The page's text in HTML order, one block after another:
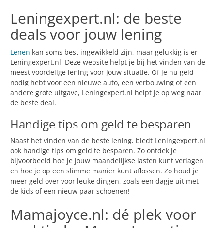
Leningexpert.nl: de beste
deals voor jouw lening
Lenen kan soms best ingewikkeld zijn, maar gelukkig is er
Leningexpert.nl. Deze website helpt je bij het vinden van de
meest voordelige lening voor jouw situatie. Of je nu geld
nodig hebt voor een nieuwe auto, een verbouwing of een
andere grote uitgave, Leningexpert.nl helpt je op weg naar
de beste deal.
Handige tips om geld te besparen
Naast het vinden van de beste lening, biedt Leningexpert.nl
ook handige tips om geld te besparen. Zo ontdek je
bijvoorbeeld hoe je jouw maandelijkse lasten kunt verlagen
en hoe je op een slimme manier kunt aflossen. Zo houd je
meer geld over voor leuke dingen, zoals een dagje uit met
de kids of een nieuw paar schoenen!
Mamajoyce.nl: dé plek voor